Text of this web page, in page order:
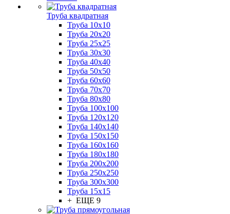
Труба квадратная
Труба 10x10
Труба 20x20
Труба 25x25
Труба 30x30
Труба 40x40
Труба 50x50
Труба 60x60
Труба 70x70
Труба 80x80
Труба 100x100
Труба 120x120
Труба 140x140
Труба 150x150
Труба 160x160
Труба 180x180
Труба 200x200
Труба 250x250
Труба 300x300
Труба 15x15
+ ЕЩЕ 9